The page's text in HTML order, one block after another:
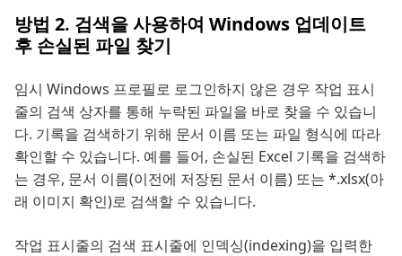
방법 2. 검색을 사용하여 Windows 업데이트
후 손실된 파일 찾기
임시 Windows 프로필로 로그인하지 않은 경우 작업 표시
줄의 검색 상자를 통해 누락된 파일을 바로 찾을 수 있습니
다. 기록을 검색하기 위해 문서 이름 또는 파일 형식에 따라
확인할 수 있습니다. 예를 들어, 손실된 Excel 기록을 검색하
는 경우, 문서 이름(이전에 저장된 문서 이름) 또는 *.xlsx(아
래 이미지 확인)로 검색할 수 있습니다.
작업 표시줄의 검색 표시줄에 인덱싱(indexing)을 입력한